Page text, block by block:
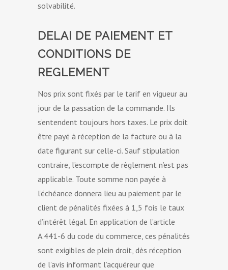
solvabilité.
DELAI DE PAIEMENT ET
CONDITIONS DE
REGLEMENT
Nos prix sont fixés par le tarif en vigueur au
jour de la passation de la commande. Ils
s’entendent toujours hors taxes. Le prix doit
être payé à réception de la facture ou à la
date figurant sur celle-ci. Sauf stipulation
contraire, l’escompte de règlement n’est pas
applicable. Toute somme non payée à
l’échéance donnera lieu au paiement par le
client de pénalités fixées à 1,5 fois le taux
d’intérêt légal. En application de l’article
A.441-6 du code du commerce, ces pénalités
sont exigibles de plein droit, dès réception
de l’avis informant l’acquéreur que